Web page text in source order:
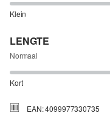
Klein
LENGTE
Normaal
Kort
EAN: 4099977330735